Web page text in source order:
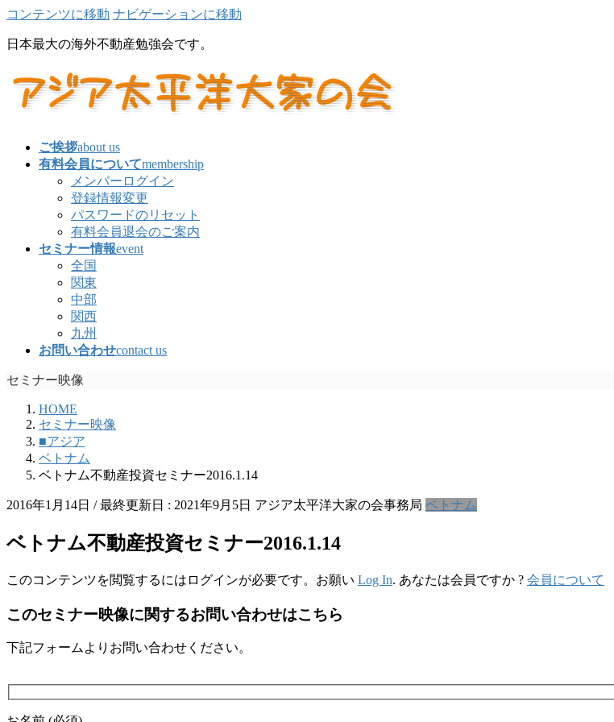
コンテンツに移動 ナビゲーションに移動
日本最大の海外不動産勉強会です。
ご挨拶about us
有料会員についてmembership
メンバーログイン
登録情報変更
パスワードのリセット
有料会員退会のご案内
セミナー情報event
全国
関東
中部
関西
九州
お問い合わせcontact us
セミナー映像
HOME
セミナー映像
■アジア
ベトナム
ベトナム不動産投資セミナー2016.1.14
2016年1月14日 / 最終更新日 : 2021年9月5日 アジア太平洋大家の会事務局 ベトナム
ベトナム不動産投資セミナー2016.1.14
このコンテンツを閲覧するにはログインが必要です。お願い Log In. あなたは会員ですか ? 会員について
このセミナー映像に関するお問い合わせはこちら
下記フォームよりお問い合わせください。